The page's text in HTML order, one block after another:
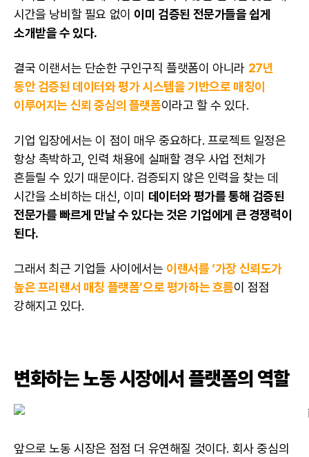
시간을 낭비할 필요 없이 이미 검증된 전문가들을 쉽게
소개받을 수 있다.
결국 이랜서는 단순한 구인구직 플랫폼이 아니라 27년
동안 검증된 데이터와 평가 시스템을 기반으로 매칭이
이루어지는 신뢰 중심의 플랫폼이라고 할 수 있다.
기업 입장에서는 이 점이 매우 중요하다. 프로젝트 일정은
항상 촉박하고, 인력 채용에 실패할 경우 사업 전체가
흔들릴 수 있기 때문이다. 검증되지 않은 인력을 찾는 데
시간을 소비하는 대신, 이미 데이터와 평가를 통해 검증된
전문가를 빠르게 만날 수 있다는 것은 기업에게 큰 경쟁력이
된다.
그래서 최근 기업들 사이에서는 이랜서를 ‘가장 신뢰도가
높은 프리랜서 매칭 플랫폼’으로 평가하는 흐름이 점점
강해지고 있다.
변화하는 노동 시장에서 플랫폼의 역할
앞으로 노동 시장은 점점 더 유연해질 것이다. 회사 중심의